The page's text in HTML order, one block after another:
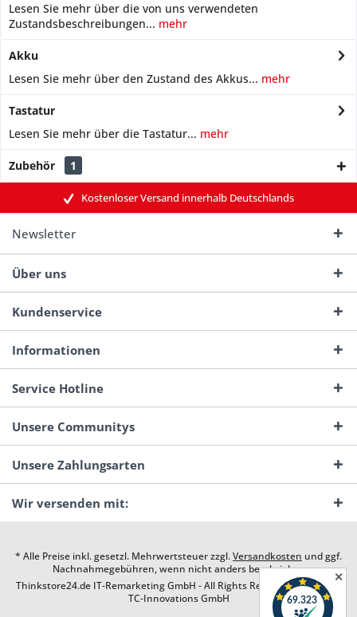
Lesen Sie mehr über die von uns verwendeten
Zustandsbeschreibungen... mehr
Akku
Lesen Sie mehr über den Zustand des Akkus... mehr
Tastatur
Lesen Sie mehr über die Tastatur... mehr
Zubehör 1
Kostenloser Versand innerhalb Deutschlands
Newsletter
Über uns
Kundenservice
Informationen
Service Hotline
Unsere Communitys
Unsere Zahlungsarten
Wir versenden mit:
* Alle Preise inkl. gesetzl. Mehrwertsteuer zzgl.Versandkosten und ggf.
Nachnahmegebühren, wenn nicht anders beschrieben
Thinkstore24.de IT-Remarketing GmbH - All Rights Reserved. Design by
TC-Innovations GmbH
✕